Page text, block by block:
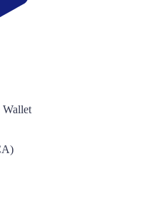
Wallet